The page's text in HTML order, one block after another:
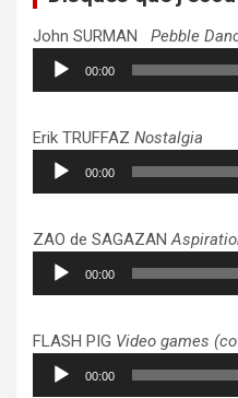
John SURMAN Pebble
Lecteur
audio
00:00
Erik TRUFFAZ Nostalgia
Lecteur
audio
00:00
ZAO de SAGAZAN
Lecteur
audio
00:00
FLASH PIG Video games
Lecteur
audio
00:00